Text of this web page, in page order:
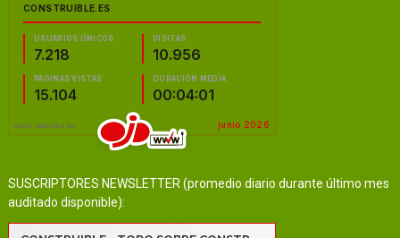
SUSCRIPTORES NEWSLETTER (promedio diario durante último mes
auditado disponible):